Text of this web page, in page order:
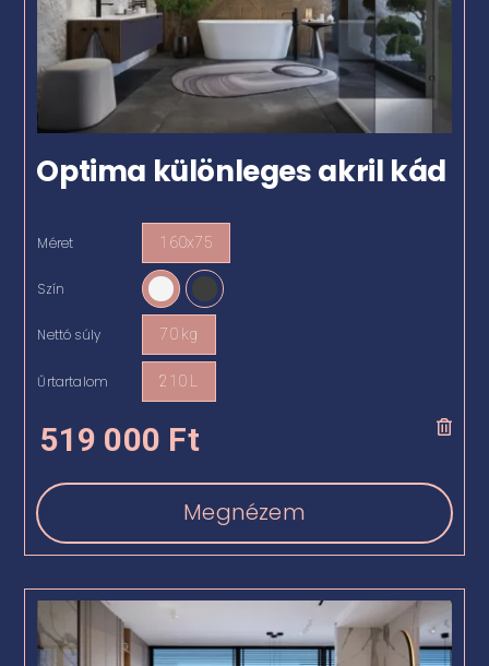
Optima különleges akril kád
Méret 160x75
Szín
Nettó súly 70 kg
Űrtartalom 210 L
519 000 Ft
Megnézem